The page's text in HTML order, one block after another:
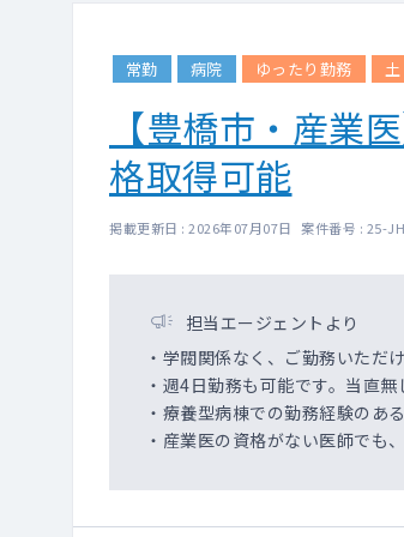
常勤 病院 ゆったり勤務
【豊橋市・産業
格取得可能
掲載更新日 : 2026年07月07日 案件番号 : 25-
担当エージェントより
・学閥関係なく、ご勤務いただ
・週4日勤務も可能です。当直無
・療養型病棟での勤務経験のあ
・産業医の資格がない医師でも